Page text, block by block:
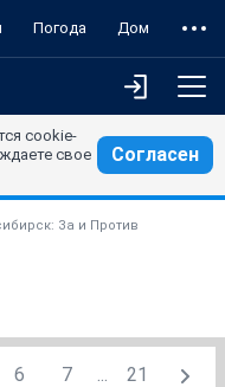
Погода Дом
cookie-
свое
Согласен
За и Против
6 7 ... 21